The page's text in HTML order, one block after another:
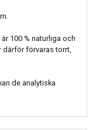
100 % naturliga och
därför förvaras torrt,
de analytiska